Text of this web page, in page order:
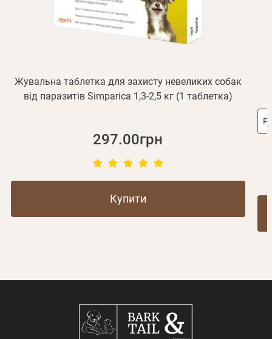
Жувальна таблетка для захисту невеликих собак
від паразитів Simparica 1,3-2,5 кг (1 таблетка)
297.00грн
Купити
Відправити
Реєстрація
або з допомогою
Зареєструватися
Згадали пароль?